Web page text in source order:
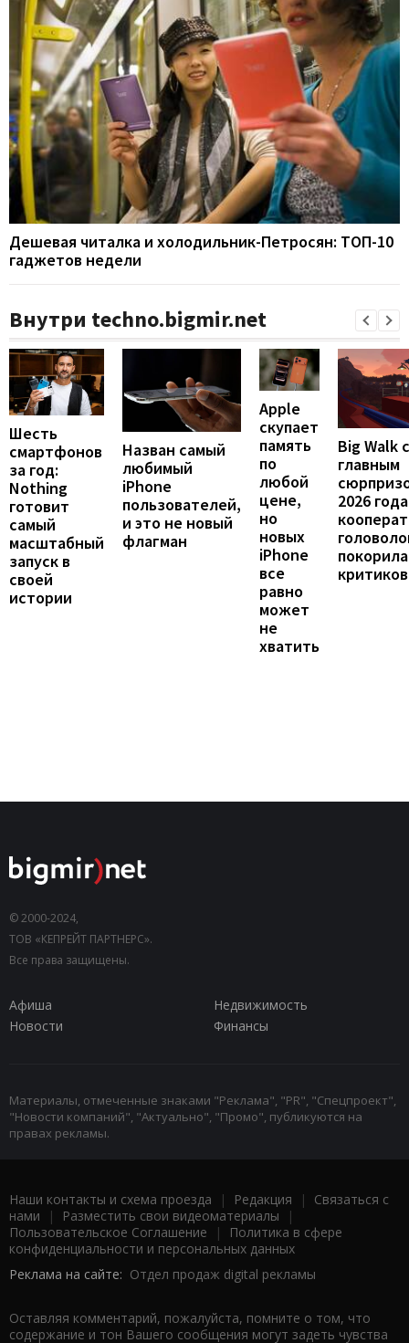
Дешевая читалка и холодильник-Петросян: ТОП-10
гаджетов недели
Внутри techno.bigmir.net
Шесть
смартфонов
за год:
Nothing
готовит
самый
масштабный
запуск в
своей
истории
Назван самый
любимый
iPhone
пользователей,
и это не новый
флагман
Apple
скупает
память
по
любой
цене,
но
новых
iPhone
все
равно
может
не
хватить
Big Walk
главным
2026
покорила
критиков
© 2000-2024,
ТОВ «КЕПРЕЙТ ПАРТНЕРС».
Все права защищены.
Афиша
Недвижимость
Новости
Финансы
Материалы, отмеченные знаками "Реклама", "PR", "Спецпроект",
"Новости компаний", "Актуально", "Промо", публикуются на
правах рекламы.
Наши контакты и схема проезда | Редакция | Связаться с
нами | Разместить свои видеоматериалы |
Пользовательское Соглашение |
Политика в сфере
конфиденциальности и персональных данных
Реклама на сайте: Отдел продаж digital рекламы
Оставляя комментарий, пожалуйста, помните о том, что
содержание и тон Вашего сообщения могут задеть чувства